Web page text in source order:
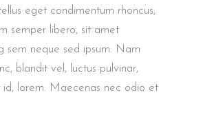
eget condimentum rhoncus,
semper libero, sit amet
sem neque sed ipsum. Nam
blandit vel, luctus pulvinar,
id, lorem. Maecenas nec odio et